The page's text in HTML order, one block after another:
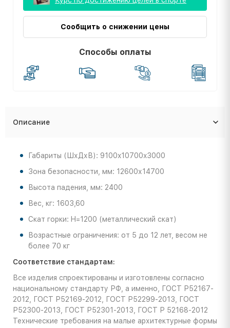
Сообщить о снижении цены
Способы оплаты
Описание
Габариты (ШхДхВ): 9100x10700x3000
Зона безопасности, мм: 12600х14700
Высота падения, мм: 2400
Вес, кг: 1603,60
Скат горки: H=1200 (металлический скат)
Возрастные ограничения: от 5 до 12 лет, весом не
более 70 кг
Соответствие стандартам:
Все изделия спроектированы и изготовлены согласно
национальному стандарту РФ, а именно, ГОСТ Р52167-
2012, ГОСТ Р52169-2012, ГОСТ Р52299-2013, ГОСТ
Р52300-2013, ГОСТ Р52301-2013, ГОСТ Р 52168-2012
Технические требования на малые архитектурные формы